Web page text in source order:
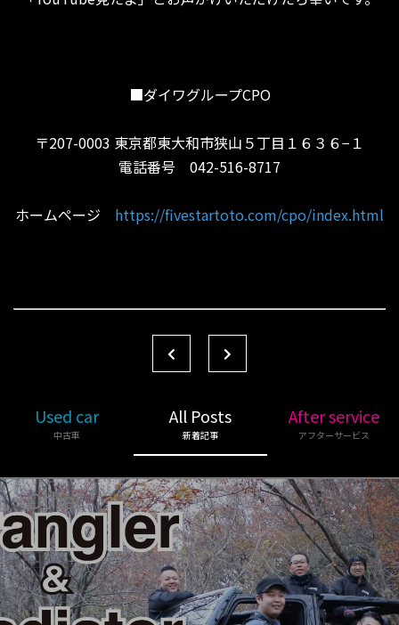
■ダイワグループCPO
〒207-0003 東京都東大和市狭山５丁目１６３６−１
電話番号 042-516-8717
ホームページ https://fivestartoto.com/cpo/index.html
Used car
中古車
All Posts
新着記事
After service
アフターサービス
Other